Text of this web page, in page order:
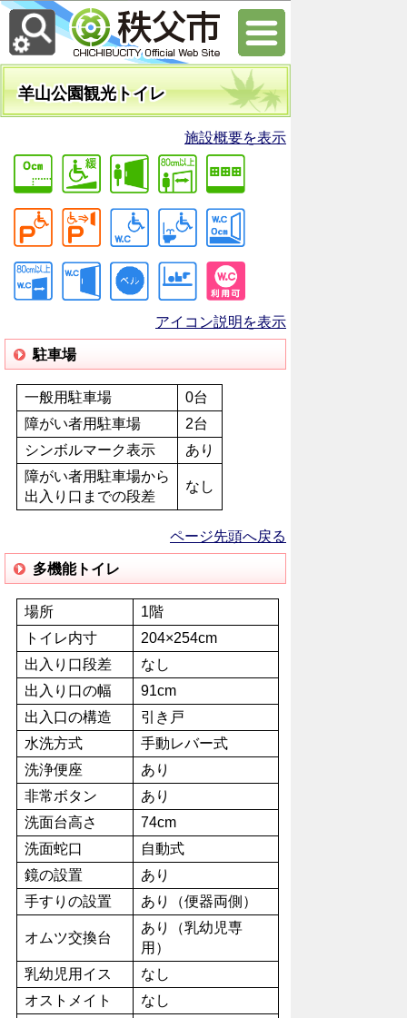
羊山公園観光トイレ
施設概要を表示
アイコン説明を表示
駐車場
一般用駐車場
0台
障がい者用駐車場
2台
シンボルマーク表示
あり
障がい者用駐車場から
出入り口までの段差
なし
ページ先頭へ戻る
多機能トイレ
場所
1階
トイレ内寸
204×254cm
出入り口段差
なし
出入り口の幅
91cm
出入口の構造
引き戸
水洗方式
手動レバー式
洗浄便座
あり
非常ボタン
あり
洗面台高さ
74cm
洗面蛇口
自動式
鏡の設置
あり
手すりの設置
あり（便器両側）
オムツ交換台
あり（乳幼児専
用）
乳幼児用イス
なし
オストメイト
なし